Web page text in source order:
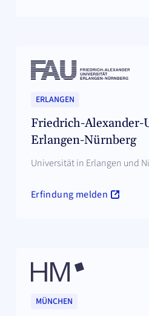
ERLANGEN
Friedrich-Alexander-
Erlangen-Nürnberg
Universität in Erlangen und
Erfindung melden
MÜNCHEN